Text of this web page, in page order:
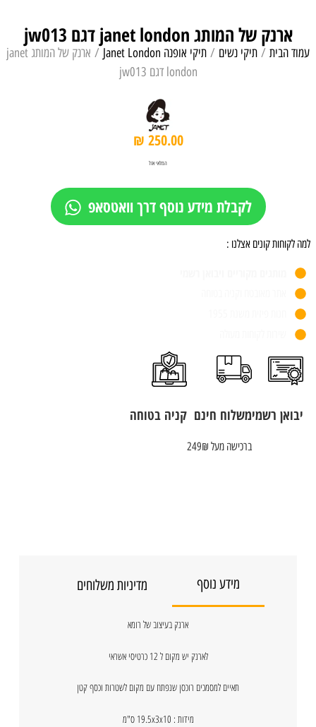
ארנק של המותג janet london דגם jw013
עמוד הבית / תיקי נשים / תיקי אופנה Janet London
/ ארנק של המותג janet
london דגם jw013
₪ 250.00
המלאי אזל
לקבלת מידע נוסף דרך וואטסאפ
למה לקוחות קונים אצלנו :
יבואן רשמימשלוח חינם
ברכישה מעל 249₪
קניה בטוחה
מידע נוסף מדיניות משלוחים
ארנק בעיצוב של רומא
לארנק יש מקום ל 12 כרטיסי אשראי
תאיים למסמכים רוכסן שנפתח עם מקום לשטרות וכסף קטן
מידות : 19.5x3x10 ס"מ